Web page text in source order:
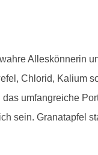
Alleskönnerin
Chlorid, Kalium
umfangreiche
sein. Granatapfel